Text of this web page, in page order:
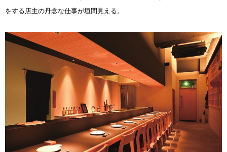
をする店主の丹念な仕事が垣間 見える。